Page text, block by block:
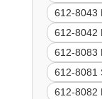
612-8043
612-8042
612-8083
612-8081
612-8082